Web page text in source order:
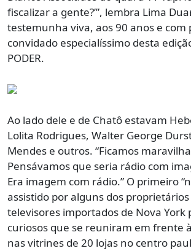
fiscalizar a gente?’”, lembra Lima
testemunha viva, aos 90 anos e com
convidado especialíssimo desta
PODER.
Ao lado dele e de Chatô estavam
Lolita Rodrigues, Walter George
Mendes e outros. “Ficamos
Pensávamos que seria rádio com
Era imagem com rádio.” O primeiro
assistido por alguns dos proprietários
televisores importados de Nova York
curiosos que se reuniram em frente
nas vitrines de 20 lojas no centro